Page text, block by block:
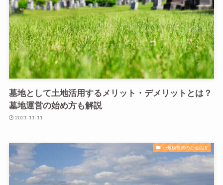
墓地として土地活用するメリット・デメリットとは？
墓地運営の始め方も解説
2021-11-11
小規模投資の土地活用